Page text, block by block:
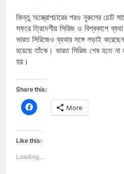
কিন্তু অস্ত্রোপচারের পরও নুরুলের চোট
সফরে ত্রিদেশীয় সিরিজ ও বিশ্বকাপে
ভারত সিরিজেও ব্যথার সঙ্গে লড়াই
হয়েছে তাঁকে। ভারত সিরিজ শেষ হতে
হয়।
Share this:
Click
to
Facebook
(Opens
in
window)
More
Like this:
Loading...